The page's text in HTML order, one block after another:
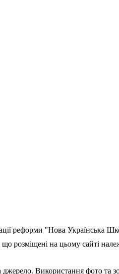
реформи "Нова Українська
розміщені на цьому сайті
Використання фото та